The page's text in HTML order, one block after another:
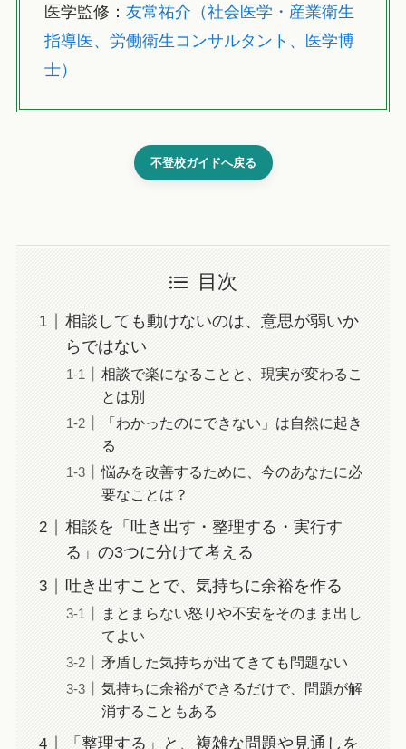
医学監修： 友常祐介（社会医学・産業衛生
指導医、労働衛生コンサルタント、医学博
士）
不登校ガイドへ戻る
目次
相談しても動けないのは、意思が弱いか
らではない
相談で楽になることと、現実が変わるこ
とは別
「わかったのにできない」は自然に起き
る
悩みを改善するために、今のあなたに必
要なことは？
相談を「吐き出す・整理する・実行す
る」の3つに分けて考える
吐き出すことで、気持ちに余裕を作る
まとまらない怒りや不安をそのまま出し
てよい
矛盾した気持ちが出てきても問題ない
気持ちに余裕ができるだけで、問題が解
消することもある
「整理する」と、複雑な問題や見通しを